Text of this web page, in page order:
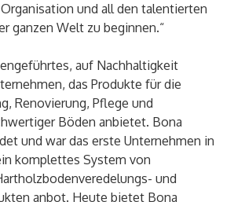
und all den talentierten
ganzen Welt zu beginnen.“
auf Nachhaltigkeit
das Produkte für die
Renovierung, Pflege und
Böden anbietet. Bona
und war das erste Unternehmen in
komplettes System von
und
anbot. Heute bietet Bona